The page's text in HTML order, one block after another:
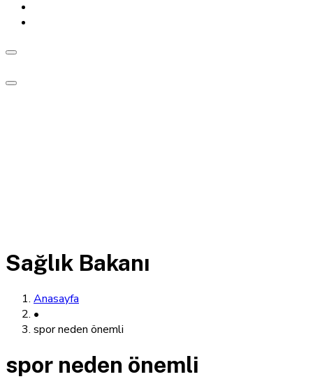
Sağlık Bakanı
Anasayfa
•
spor neden önemli
spor neden önemli